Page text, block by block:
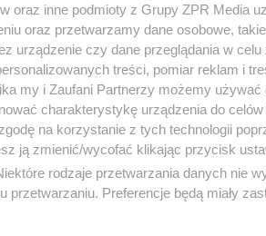
oraz inne podmioty z Grupy ZPR Media
oraz przetwarzamy dane osobowe,
urządzenie czy dane przeglądania w celu
treści, pomiar reklam i
my i Zaufani Partnerzy możemy używać
charakterystykę urządzenia do
na korzystanie z tych technologii
ją zmienić/wycofać klikając przycisk
rodzaje przetwarzania danych nie
Preferencje będą miały